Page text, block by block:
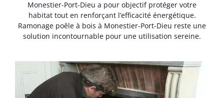
Monestier-Port-Dieu a pour objectif protéger votre
habitat tout en renforçant l’efficacité énergétique.
Ramonage poêle à bois à Monestier-Port-Dieu reste une
solution incontournable pour une utilisation sereine.